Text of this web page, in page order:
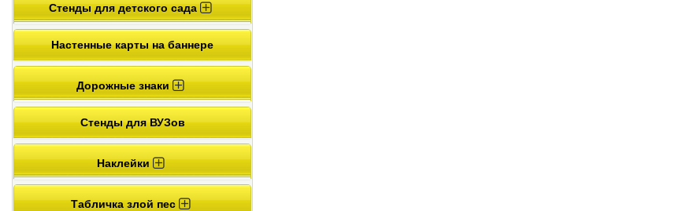
Стенды для детского сада
Настенные карты на баннере
Дорожные знаки
Стенды для ВУЗов
Наклейки
Табличка злой пес